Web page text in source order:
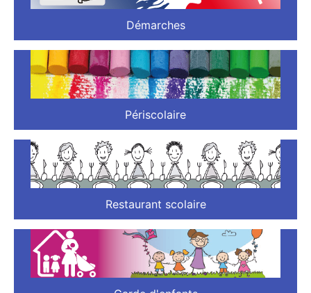
Démarches
Périscolaire
Restaurant scolaire